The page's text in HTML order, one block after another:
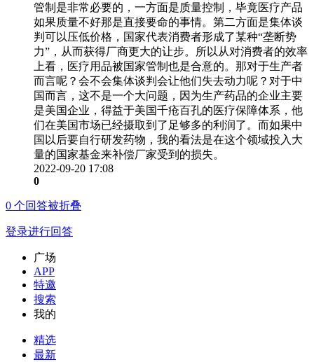
管制是非常必要的，一方面是质量控制，毕竟医疗产品
如果质量不好那是直接要命的事情。第二方面是集体谈
判可以压低价格，国家代表消费者形成了某种“垄断势
力”，从而获得厂商更大的让步。所以从对消费者的效率
上看，医疗用品被国家管制也是合意的。那对于生产者
而言呢？会不会集体谈判会让他们失去动力呢？对于中
国而言，这不是一个大问题，因为生产药品的企业主要
是美国企业，得益于美国千疮百孔的医疗保障体系，他
们在美国市场已经摄取到了足够多的利润了。而如果中
国以后要自行研发药物，我的看法是在这个领域投入大
量的国家基金来补偿厂家受到的损失。
2022-09-20 17:08
0
0 个回答被折叠
登录进行回答
广场
APP
特邀
搜索
我的
精选
最新